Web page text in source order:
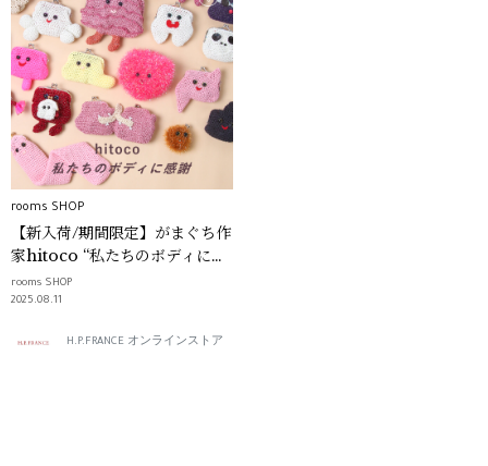
rooms SHOP
【新入荷/期間限定】がまぐち作
家hitoco “私たちのボディに感
謝”｜rooms SHOP
rooms SHOP
2025.08.11
H.P.FRANCE オンラインストア